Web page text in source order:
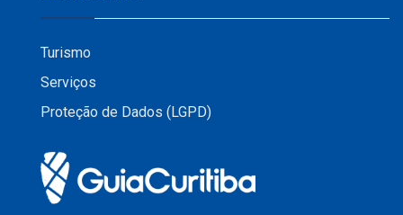
Turismo
Serviços
Proteção de Dados (LGPD)